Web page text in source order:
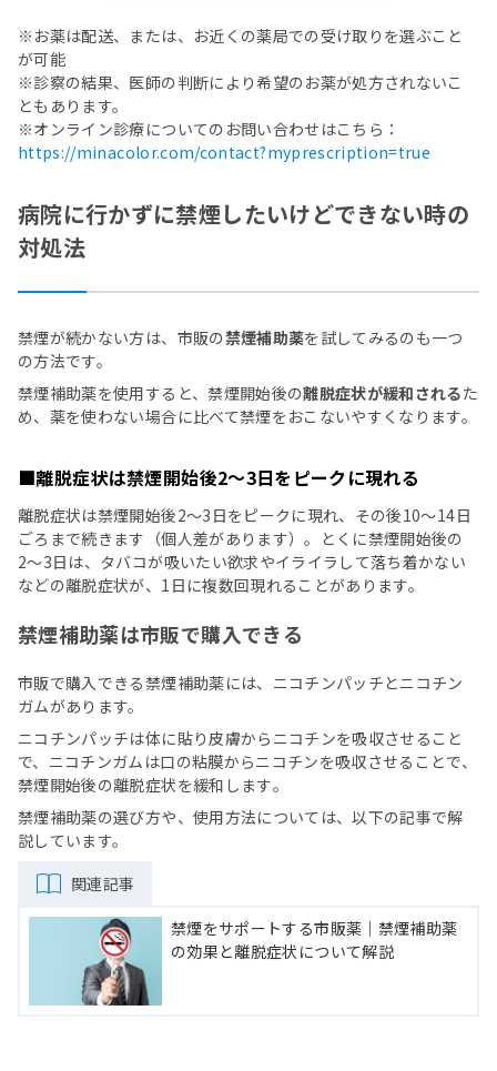
※お薬は配送、または、お近くの薬局での受け取りを選ぶこと
が可能
※診察の結果、医師の判断により希望のお薬が処方されないこ
ともあります。
※オンライン診療についてのお問い合わせはこちら：
https://minacolor.com/contact?myprescription=true
病院に行かずに禁煙したいけどできない時の
対処法
禁煙が続かない方は、市販の禁煙補助薬を試してみるのも一つ
の方法です。
禁煙補助薬を使用すると、禁煙開始後の離脱症状が緩和されるた
め、薬を使わない場合に比べて禁煙をおこないやすくなります。
■離脱症状は禁煙開始後2〜3日をピークに現れる
離脱症状は禁煙開始後2〜3日をピークに現れ、その後10〜14日
ごろまで続きます（個人差があります）。とくに禁煙開始後の
2〜3日は、タバコが吸いたい欲求やイライラして落ち着かない
などの離脱症状が、1日に複数回現れることがあります。
禁煙補助薬は市販で購入できる
市販で購入できる禁煙補助薬には、ニコチンパッチとニコチン
ガムがあります。
ニコチンパッチは体に貼り皮膚からニコチンを吸収させること
で、ニコチンガムは口の粘膜からニコチンを吸収させることで、
禁煙開始後の離脱症状を緩和します｡
禁煙補助薬の選び方や、使用方法については、以下の記事で解
説しています。
関連記事
禁煙をサポートする市販薬｜禁煙補助薬
の効果と離脱症状について解説